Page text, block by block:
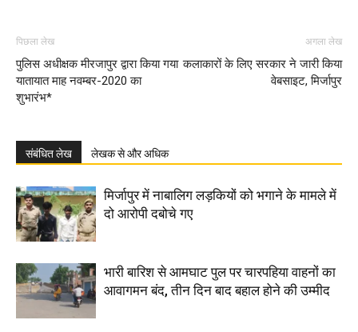
पिछला लेख
पुलिस अधीक्षक मीरजापुर द्वारा किया गया
यातायात माह नवम्बर-2020 का
शुभारंभ*
अगला लेख
कलाकारों के लिए सरकार ने जारी किया
वेबसाइट, मिर्जापुर
संबंधित लेख लेखक से और अधिक
मिर्जापुर में नाबालिग लड़कियों को भगाने के मामले में
दो आरोपी दबोचे गए
भारी बारिश से आमघाट पुल पर चारपहिया वाहनों का
आवागमन बंद, तीन दिन बाद बहाल होने की उम्मीद